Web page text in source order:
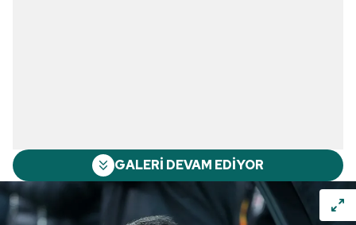
GALERİ DEVAM EDİYOR